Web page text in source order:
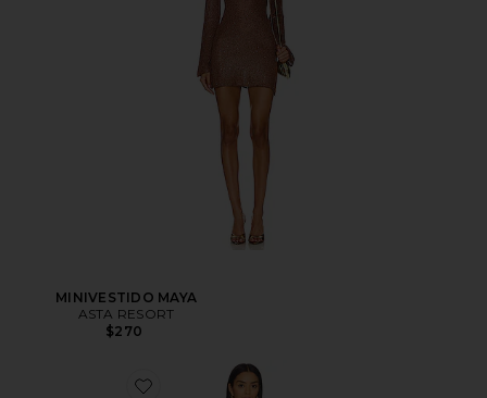
MINIVESTIDO MAYA
ASTA RESORT
$270